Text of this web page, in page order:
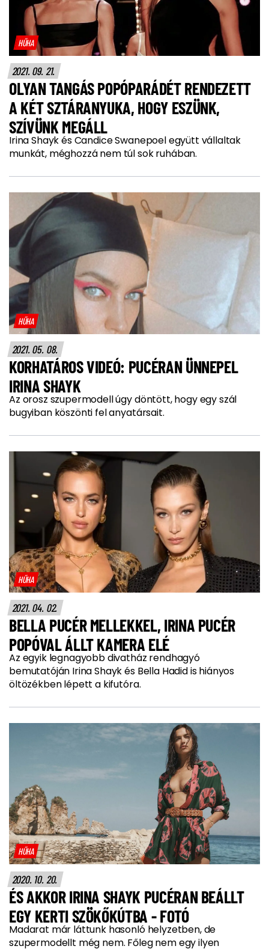
HŰHA
2021. 09. 21.
OLYAN TANGÁS POPÓPARÁDÉT RENDEZETT
A KÉT SZTÁRANYUKA, HOGY ESZÜNK,
SZÍVÜNK MEGÁLL
Irina Shayk és Candice Swanepoel együtt vállaltak
munkát, méghozzá nem túl sok ruhában.
HŰHA
2021. 05. 08.
KORHATÁROS VIDEÓ: PUCÉRAN ÜNNEPEL
IRINA SHAYK
Az orosz szupermodell úgy döntött, hogy egy szál
bugyiban köszönti fel anyatársait.
HŰHA
2021. 04. 02.
BELLA PUCÉR MELLEKKEL, IRINA PUCÉR
POPÓVAL ÁLLT KAMERA ELÉ
Az egyik legnagyobb divatház rendhagyó
bemutatóján Irina Shayk és Bella Hadid is hiányos
öltözékben lépett a kifutóra.
HŰHA
2020. 10. 20.
ÉS AKKOR IRINA SHAYK PUCÉRAN BEÁLLT
EGY KERTI SZÖKŐKÚTBA - FOTÓ
Madarat már láttunk hasonló helyzetben, de
szupermodellt még nem. Főleg nem egy ilyen